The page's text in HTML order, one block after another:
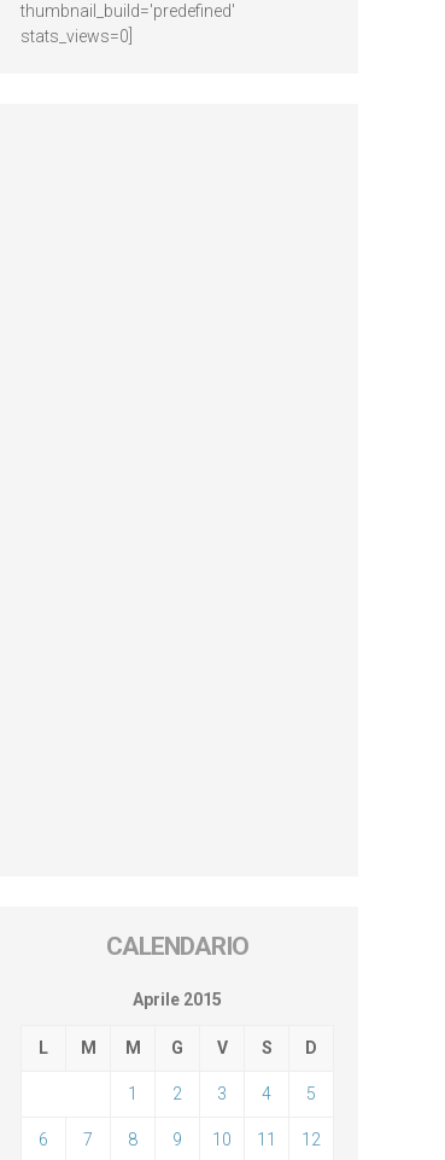
thumbnail_build='predefined'
stats_views=0]
CALENDARIO
Aprile 2015
L M M G V S D
1 2 3 4 5
6 7 8 9 10 11 12